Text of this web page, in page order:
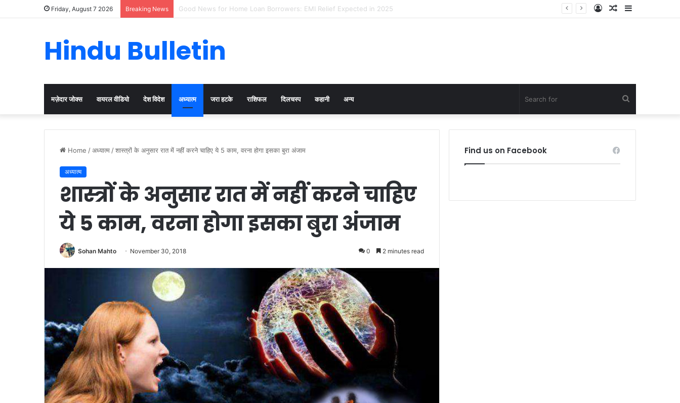
Friday, August 7 2026 Breaking News Cervical Cancer Prevention in Men: Why HPV Vaccination for Males is Critical Sidebar
Random
Log
Hindu Bulletin
मज़ेदार जोक्स वायरल वीडियो देश विदेश अध्यात्म जरा हटके राशिफल दिलचस्प कहानी अन्य
for
Home /अध्यात्म /शास्त्रों के अनुसार रात में नहीं करने चाहिए ये 5 काम, वरना होगा इसका बुरा अंजाम
अध्यात्म
शास्त्रों के अनुसार रात में नहीं करने चाहिए
ये 5 काम, वरना होगा इसका बुरा अंजाम
Sohan Mahto November 30, 2018 0 2 minutes read
Find us on Facebook